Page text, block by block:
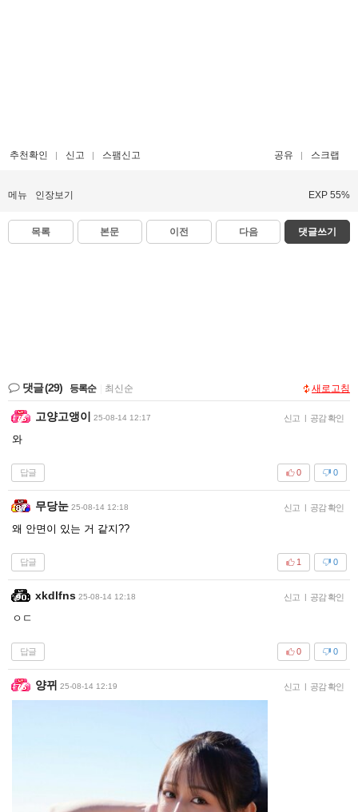
추천확인 신고 스팸신고 공유 스크랩
메뉴 인장보기 EXP 55%
목록 본문 이전 다음 댓글쓰기
댓글(29) 등록순 최신순 새로고침
고양고앵이 25-08-14 12:17 신고 | 공감 확인
와
답글 0
0
무당눈 25-08-14 12:18 신고 | 공감 확인
왜 안면이 있는 거 같지??
답글 0
1
xkdlfns 25-08-14 12:18 신고 | 공감 확인
ㅇㄷ
답글 0
0
양뀌 25-08-14 12:19 신고 | 공감 확인